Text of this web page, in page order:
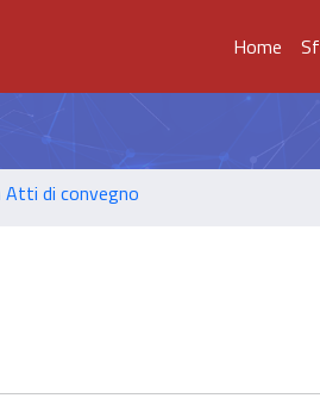
Home
di convegno